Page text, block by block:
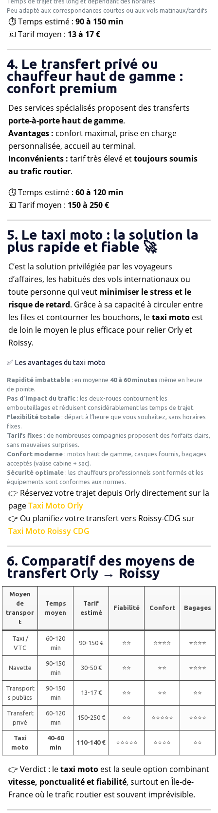
Peu adapté aux correspondances courtes ou aux vols matinaux/tardifs
⏱️ Temps estimé :90 à 150 min
💶 Tarif moyen : 13 à 17 €
4. Le transfert privé ou
chauffeur haut de gamme :
confort premium
Des services spécialisés proposent des transferts
porte-à-porte haut de gamme.
Avantages : confort maximal, prise en charge
personnalisée, accueil au terminal.
Inconvénients : tarif très élevé ettoujours soumis
au trafic routier.
⏱️ Temps estimé :60 à 120 min
💶 Tarif moyen : 150 à 250 €
5. Le taxi moto : la solution la
plus rapide et fiable 🚀
C’est la solution privilégiée par les voyageurs
d’affaires, les habitués des vols internationaux ou
toute personne qui veut minimiser le stress et le
risque de retard. Grâce à sa capacité à circuler entre
les files et contourner les bouchons, letaxi moto est
de loin le moyen le plus efficace pour relier Orly et
Roissy.
✅ Les avantages du taxi moto
Rapidité imbattable : en moyenne 40 à 60 minutes même en heure
de pointe.
Pas d’impact du trafic : les deux-roues contournent les
embouteillages et réduisent considérablement les temps de trajet.
Flexibilité totale : départ à l’heure que vous souhaitez, sans horaires
fixes.
Tarifs fixes : de nombreuses compagnies proposent des forfaits clairs,
sans mauvaises surprises.
Confort moderne : motos haut de gamme, casques fournis, bagages
acceptés (valise cabine + sac).
Sécurité optimale : les chauffeurs professionnels sont formés et les
équipements sont conformes aux normes.
👉 Réservez votre trajet depuis Orly directement sur la
pageTaxi Moto Orly
👉 Ou planifiez votre transfert vers Roissy-CDG sur
Taxi Moto Roissy CDG
6. Comparatif des moyens de
transfert Orly → Roissy
Moyen
de
transpor
t
Temps
moyen
Tarif
estimé
Fiabilité Confort Bagages
Taxi /
VTC
60-120
min
90-150 € ⭐⭐ ⭐⭐⭐⭐ ⭐⭐⭐⭐
Navette
90-150
min
30-50 € ⭐⭐ ⭐⭐ ⭐⭐⭐⭐
Transport
s publics
90-150
min
13-17 € ⭐⭐ ⭐⭐ ⭐⭐
Transfert
privé
60-120
min
150-250 € ⭐⭐ ⭐⭐⭐⭐⭐ ⭐⭐⭐⭐
Taxi
moto
40-60
min
110-140 € ⭐⭐⭐⭐⭐ ⭐⭐⭐⭐ ⭐⭐
👉 Verdict : letaxi moto est la seule option combinant
vitesse, ponctualité et fiabilité, surtout en Île-de-
France où le trafic routier est souvent imprévisible.